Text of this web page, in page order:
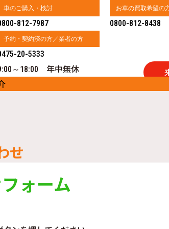
車のご購入・検討
812-7987
お車の買取希望の
0800-812-8438
予約・契約済の方／業者の方
20-5333
～18:00 年中無休
せ
ォーム